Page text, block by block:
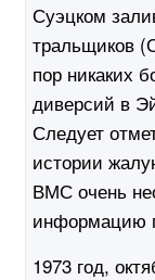
Суэцком
тральщиков
пор никаких
диверсий в
Следует
истории
ВМС очень
информацию
1973 год,